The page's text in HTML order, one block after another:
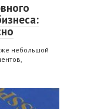
небольшой